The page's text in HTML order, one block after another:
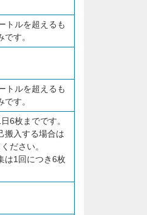
トルを超えるも
す。
トルを超えるも
す。
6枚までです。
搬入する場合は
ださい。
は1回につき6枚